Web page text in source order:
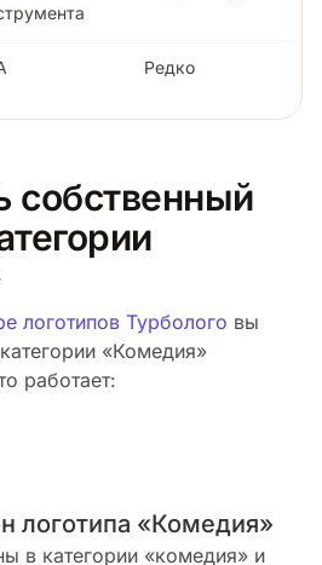
Редко
собственный
логотипов Турболого вы
«Комедия»
работает:
логотипа «Комедия»
в категории «комедия» и